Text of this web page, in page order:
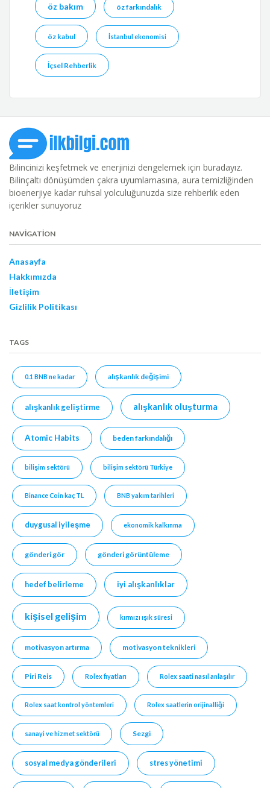
öz bakım öz farkındalık
öz kabul İstanbul ekonomisi
İçsel Rehberlik
Bilincinizi keşfetmek ve enerjinizi dengelemek için buradayız.
Bilinçaltı dönüşümden çakra uyumlamasına, aura temizliğinden
bioenerjiye kadar ruhsal yolculuğunuzda size rehberlik eden
içerikler sunuyoruz
NAVIGATION
Anasayfa
Hakkımızda
İletişim
Gizlilik Politikası
TAGS
0.1 BNB ne kadar alışkanlık değişimi
alışkanlık geliştirme alışkanlık oluşturma
Atomic Habits beden farkındalığı
bilişim sektörü bilişim sektörü Türkiye
Binance Coin kaç TL BNB yakım tarihleri
duygusal iyileşme ekonomik kalkınma
gönderi gör gönderi görüntüleme
hedef belirleme iyi alışkanlıklar
kişisel gelişim kırmızı ışık süresi
motivasyon artırma motivasyon teknikleri
Piri Reis Rolex fiyatları Rolex saati nasıl anlaşılır
Rolex saat kontrol yöntemleri Rolex saatlerin orijinalliği
sanayi ve hizmet sektörü Sezgi
sosyal medya gönderileri stres yönetimi